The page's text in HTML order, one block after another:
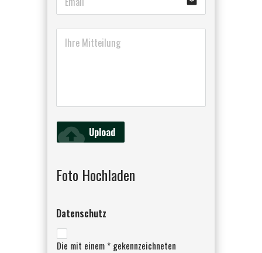
cloud_upload Upload
Foto Hochladen
Datenschutz
Die mit einem * gekennzeichneten